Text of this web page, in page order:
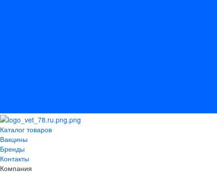
Каталог товаров
Вакцины
Бренды
Контакты
Компания